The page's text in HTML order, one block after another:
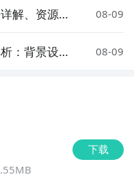
解、资源分
08-09
：背景设
08-09
下载